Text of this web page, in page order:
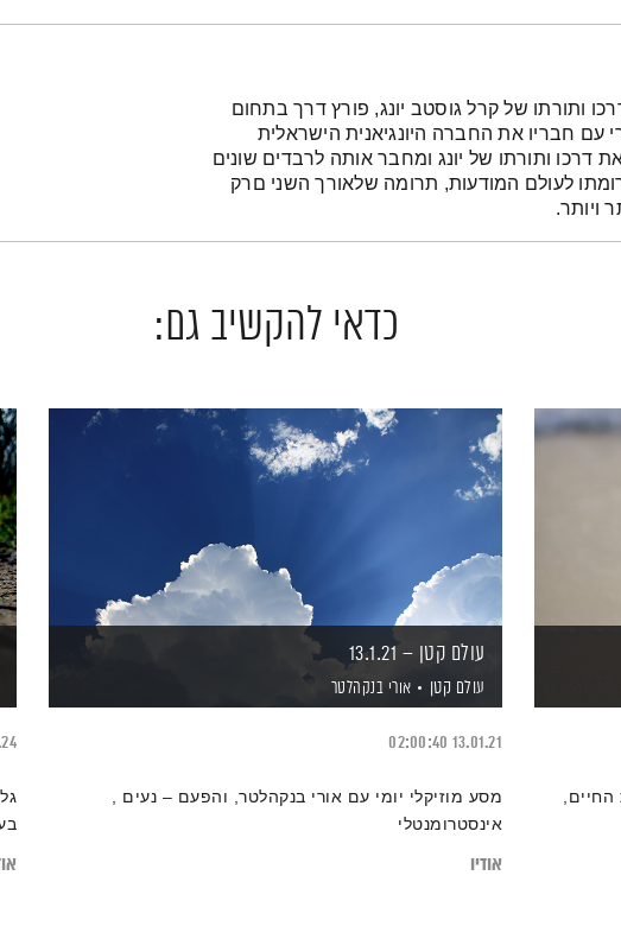
ותורתו של קרל גוסטב יונג, פורץ דרך בתחום
מיכה אנקורי עם חבריו את החברה היונגיאנית הישראלית
ותורתו של יונג ומחבר אותה לרבדים שונים
לעולם המודעות, תרומה שלאורך השני םרק
ויותר.
כדאי להקשיב גם:
עולם קטן – 13.1.21
עולם קטן אורי בנקהלטר
13.01.21
02:00:40
מסע מוזיקלי יומי עם אורי בנקהלטר, והפעם – נעים ,
אינסטרומנטלי
אודיו